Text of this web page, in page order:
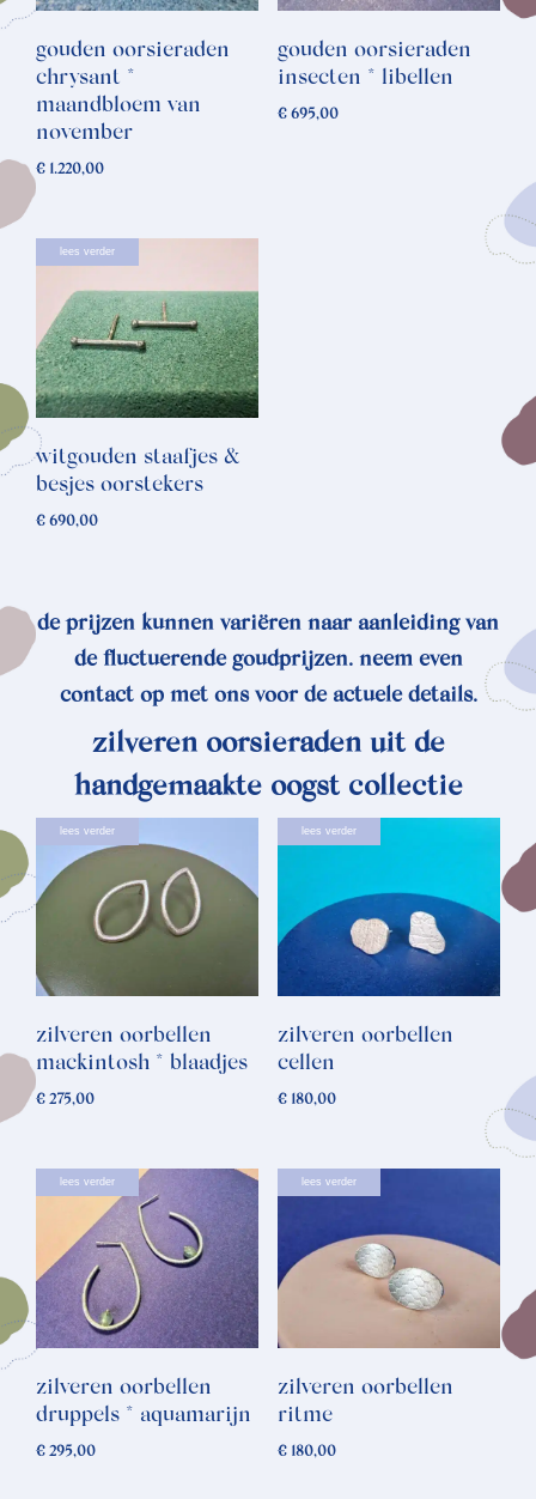
gouden oorsieraden
chrysant *
maandbloem van
november
€ 1.220,00
gouden oorsieraden
insecten * libellen
€695,00
lees verder
witgouden staafjes &
besjes oorstekers
€ 690,00
de prijzen kunnen variëren naar aanleiding van
de fluctuerende goudprijzen. neem even
contact op met ons voor de actuele details.
zilveren oorsieraden uit de
handgemaakte oogst collectie
lees verder
zilveren oorbellen
mackintosh * blaadjes
€ 275,00
lees verder
zilveren oorbellen
cellen
€180,00
lees verder
zilveren oorbellen
druppels * aquamarijn
€ 295,00
lees verder
zilveren oorbellen
ritme
€180,00